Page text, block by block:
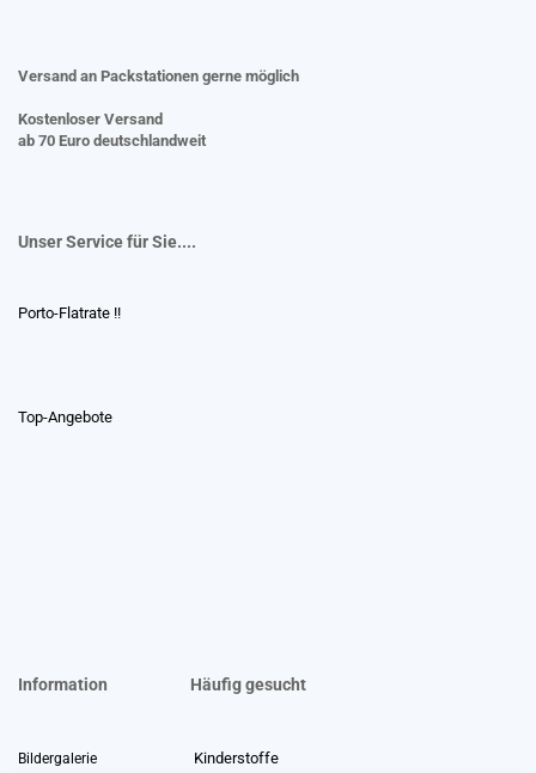
Versand an Packstationen gerne möglich
Kostenloser Versand
ab 70 Euro deutschlandweit
Unser Service für Sie....
Porto-Flatrate !!
Top-Angebote
Information Häufig gesucht
Bildergalerie Kinderstoffe